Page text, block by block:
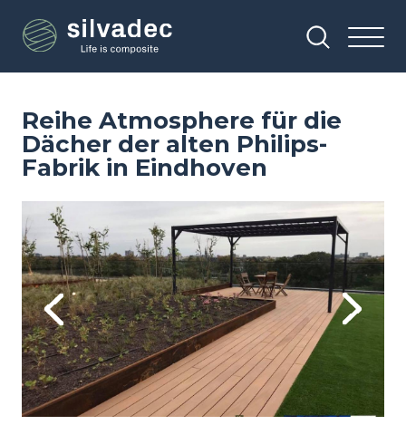
zum
Inhalt
Reihe Atmosphere für die
Dächer der alten Philips-
Fabrik in Eindhoven
Previous
Image
Next